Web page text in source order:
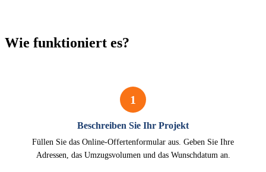
Wie funktioniert es?
1
Beschreiben Sie Ihr Projekt
Füllen Sie das Online-Offertenformular aus. Geben Sie Ihre
Adressen, das Umzugsvolumen und das Wunschdatum an.